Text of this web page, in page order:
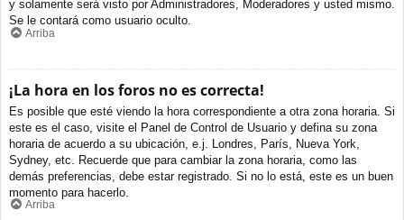
y solamente será visto por Administradores, Moderadores y usted mismo.
Se le contará como usuario oculto.
Arriba
¡La hora en los foros no es correcta!
Es posible que esté viendo la hora correspondiente a otra zona horaria. Si
este es el caso, visite el Panel de Control de Usuario y defina su zona
horaria de acuerdo a su ubicación, e.j. Londres, París, Nueva York,
Sydney, etc. Recuerde que para cambiar la zona horaria, como las
demás preferencias, debe estar registrado. Si no lo está, este es un buen
momento para hacerlo.
Arriba